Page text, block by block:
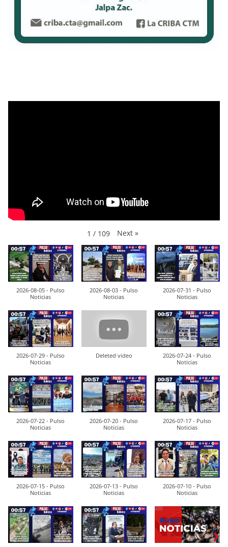
1 / 109 Next »
2026-08-05 - Pulso
Noticias
2026-08-03 - Pulso
Noticias
2026-07-31 - Pulso
Noticias
2026-07-29 - Pulso
Noticias
Deleted video
2026-07-24 - Pulso
Noticias
2026-07-22 - Pulso
Noticias
2026-07-20 - Pulso
Noticias
2026-07-17 - Pulso
Noticias
2026-07-15 - Pulso
Noticias
2026-07-13 - Pulso
Noticias
2026-07-10 - Pulso
Noticias